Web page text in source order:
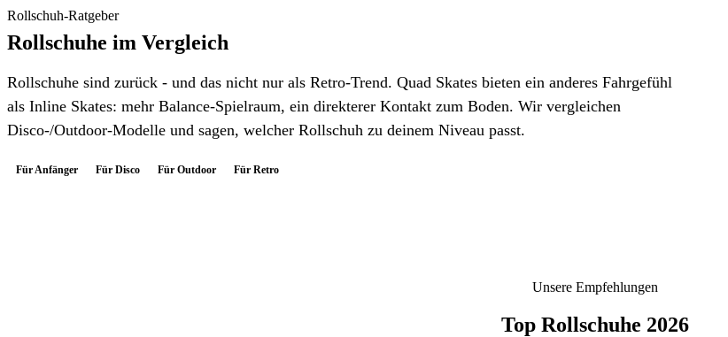
Rollschuh-Ratgeber
Rollschuhe im Vergleich
Rollschuhe sind zurück - und das nicht nur als Retro-Trend. Quad Skates bieten ein anderes Fahrgefühl
als Inline Skates: mehr Balance-Spielraum, ein direkterer Kontakt zum Boden. Wir vergleichen
Disco-/Outdoor-Modelle und sagen, welcher Rollschuh zu deinem Niveau passt.
Für Anfänger Für Disco Für Outdoor Für Retro
Unsere Empfehlungen
Top Rollschuhe 2026